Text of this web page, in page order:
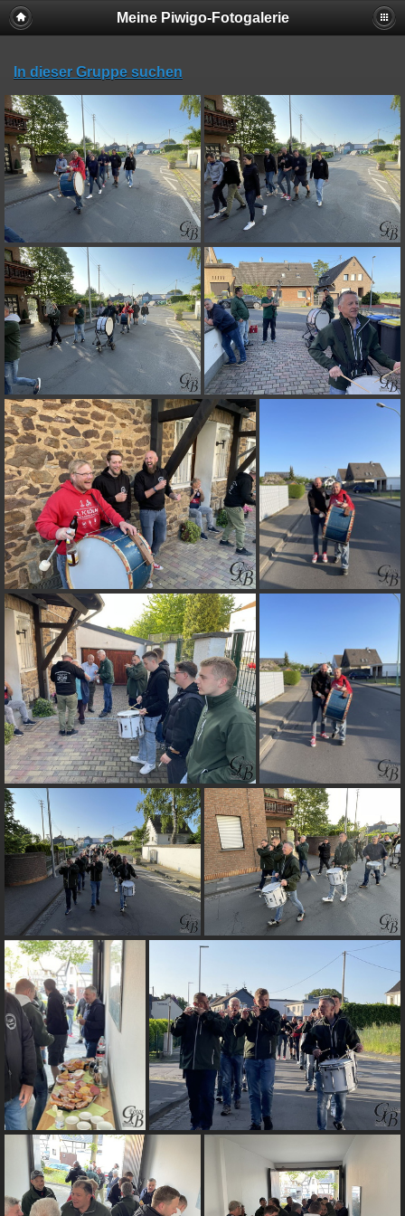
Meine Piwigo-Fotogalerie
In dieser Gruppe suchen